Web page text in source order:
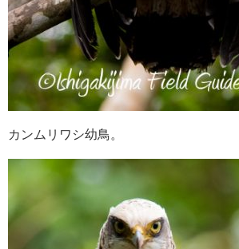
カンムリワシ幼鳥。